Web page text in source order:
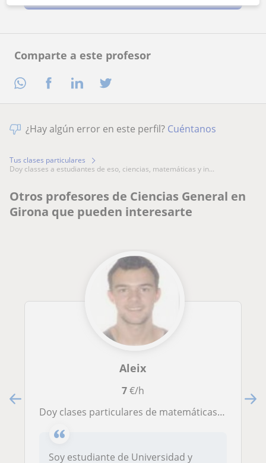
Comparte a este profesor
¿Hay algún error en este perfil? Cuéntanos
Tus clases particulares
doy classes a estudiantes de eso, ciencias, matemáticas y in...
Otros profesores de Ciencias General en
Girona que pueden interesarte
Aleix
7€/h
Doy clases particulares de matemáticas, ciencias, historia,etc, para todas las edades entre 8 y 18 años
Soy estudiante de Universidad y